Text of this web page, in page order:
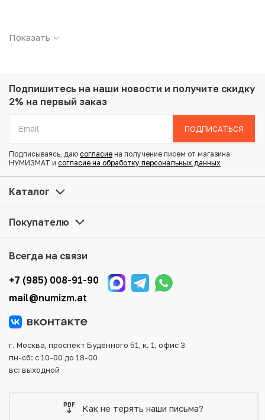
Страна: Российская Империя
Вес: 20.39 г
Диаметр: 31 мм
Купить 2 копейки 1757 года по привлекательной цене
можно в нашем интернет-магазине — Вам достаточно
оформить заказ на сайте. Все монеты, представленные
в каталоге, находятся в наличии на нашем складе.
того, возможен самовывоз товара из офиса магазина.
тщательно упаковываются, что исключает возможность
повреждения во время доставки.
Показать
Подпишитесь на наши новости и получите скидку
2% на первый заказ
ПОДПИСАТЬСЯ
Подписываясь, даю согласие на получение писем от магазина
НУМИЗМАТ и согласие на обработку персональных данных
Каталог
Покупателю
Всегда на связи
+7 (985) 008-91-90
mail@numizm.at
г. Москва, проспект Будённого 51, к. 1, офис 3
пн-сб: с 10-00 до 18-00
вс: выходной
Как не терять наши письма?